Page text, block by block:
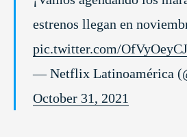
estrenos llegan en
pic.twitter.com/
— Netflix Latinoamérica
October 31, 2021